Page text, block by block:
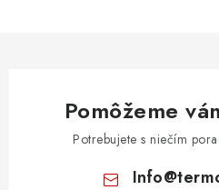
Pomôžeme
Potrebujete s niečím
Info@